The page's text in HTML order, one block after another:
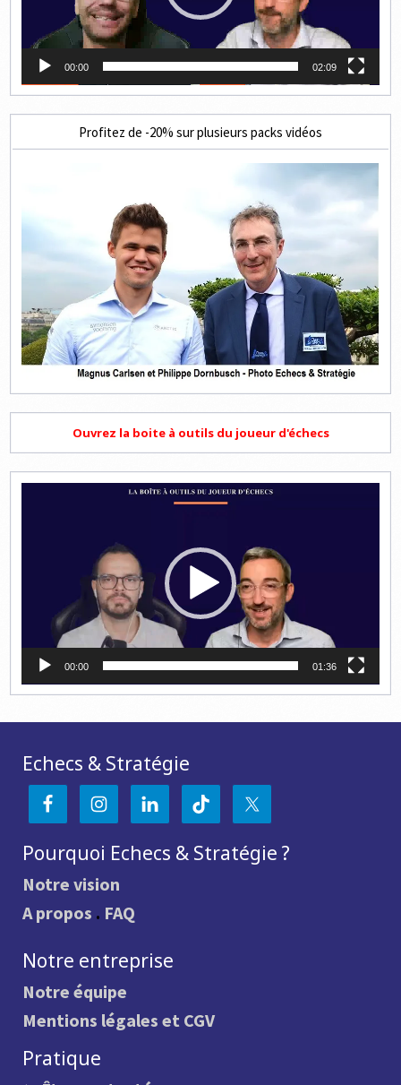
00:00 02:09
Profitez de -20% sur plusieurs packs vidéos
Ouvrez la boite à outils du joueur d'échecs
00:00 01:36
Echecs & Stratégie
Pourquoi Echecs & Stratégie ?
Notre vision
A propos . FAQ
Notre entreprise
Notre équipe
Mentions légales et CGV
Pratique